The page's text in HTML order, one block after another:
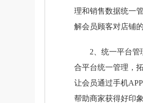
理和销售数据统一
解会员顾客对店铺
2、统一平台管理
合平台统一管理，
让会员通过手机
帮助商家获得好印